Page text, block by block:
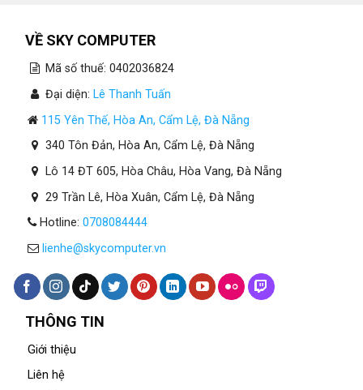
VỀ SKY COMPUTER
Mã số thuế: 0402036824
Đại diện: Lê Thanh Tuấn
115 Yên Thế, Hòa An, Cẩm Lệ, Đà Nẵng
340 Tôn Đản, Hòa An, Cẩm Lệ, Đà Nẵng
Lô 14 ĐT 605, Hòa Châu, Hòa Vang, Đà Nẵng
29 Trần Lê, Hòa Xuân, Cẩm Lệ, Đà Nẵng
Hotline: 0708084444
lienhe@skycomputer.vn
THÔNG TIN
Giới thiệu
Liên hệ